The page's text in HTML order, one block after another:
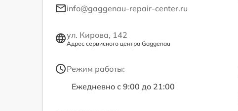
info@gaggenau-repair-center.ru
ул. Кирова, 142
Адрес сервисного центра Gaggenau
Режим работы:
Ежедневно с 9:00 до 21:00